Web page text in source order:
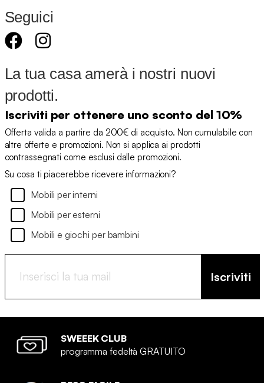
Seguici
La tua casa amerà i nostri nuovi
prodotti.
Iscriviti per ottenere uno sconto del 10%
Offerta valida a partire da 200€ di acquisto. Non cumulabile con
altre offerte e promozioni. Non si applica ai prodotti
contrassegnati come esclusi dalle promozioni.
Su cosa ti piacerebbe ricevere informazioni?
Mobili per interni
Mobili per esterni
Mobili e giochi per bambini
Iscriviti
SWEEEK CLUB
programma fedeltà GRATUITO